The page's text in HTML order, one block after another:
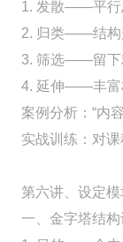
1. 发散——平行
2. 归类——结构
3. 筛选——留下
4. 延伸——丰富
案例分析：“内
实战训练：对
第六讲、设定模
一、金字塔结